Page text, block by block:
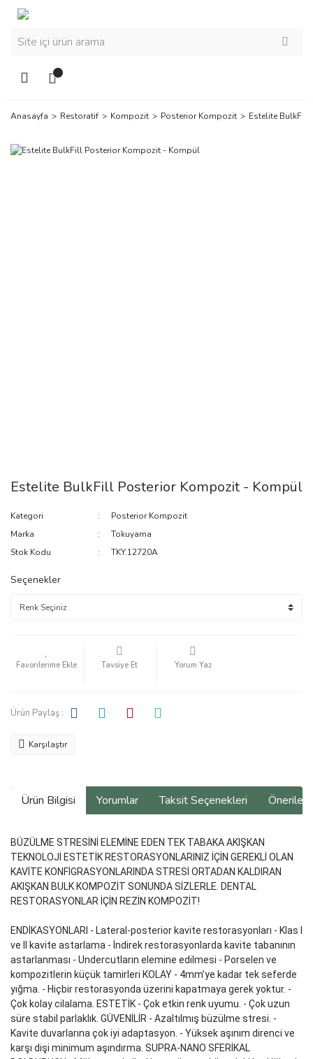
Anasayfa Restoratif Kompozit Posterior Kompozit Estelite
Estelite BulkFill Posterior Kompozit - Kompül
Kategori
Posterior Kompozit
Marka
Tokuyama
Stok Kodu
TKY.12720A
Seçenekler
Tavsiye Et Yorum Yaz
Ürün Paylaş :
Karşılaştır
Ürün Bilgisi Yorumlar Taksit Seçenekleri
BÜZÜLME STRESİNİ ELEMİNE EDEN TEK TABAKA AKIŞKAN
TEKNOLOJİ ESTETİK RESTORASYONLARINIZ İÇİN GEREKLİ OLAN
KAVİTE KONFİGRASYONLARINDA STRESİ ORTADAN KALDIRAN
AKIŞKAN BULK KOMPOZİT SONUNDA SİZLERLE. DENTAL
RESTORASYONLAR İÇİN REZİN KOMPOZİT!
ENDİKASYONLARI - Lateral-posterior kavite restorasyonları - Klas I
ve II kavite astarlama - İndirek restorasyonlarda kavite tabanının
astarlanması - Undercutların elemine edilmesi - Porselen ve
kompozitlerin küçük tamirleri KOLAY - 4mm’ye kadar tek seferde
yığma. - Hiçbir restorasyonda üzerini kapatmaya gerek yoktur. -
Çok kolay cilalama. ESTETİK - Çok etkin renk uyumu. - Çok uzun
süre stabil parlaklık. GÜVENİLİR - Azaltılmış büzülme stresi. -
Kavite duvarlarına çok iyi adaptasyon. - Yüksek aşınım direnci ve
karşı dişi minimum aşındırma. SUPRA-NANO SFERİKAL